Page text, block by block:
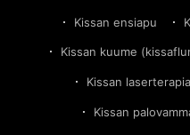
Kissan ensiapu
Kissan kuume
Kissan
Kissan